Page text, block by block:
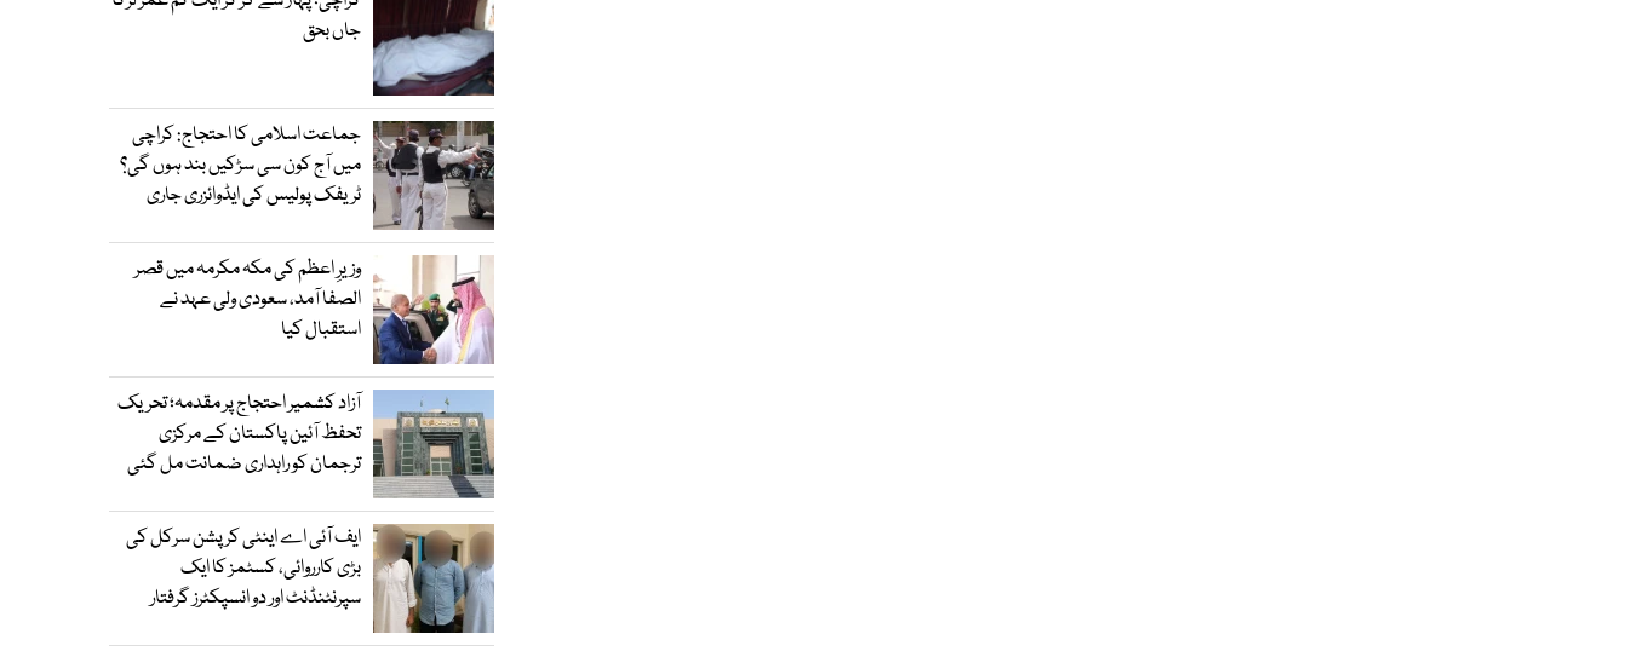
جاں بحق
جماعت اسلامی کا احتجاج: کراچی
میں آج کون سی سڑکیں بند ہوں گی؟
ٹریفک پولیس کی ایڈوائزری جاری
وزیرِ اعظم کی مکہ مکرمہ میں قصر
الصفا آمد، سعودی ولی عہد نے
استقبال کیا
آزاد کشمیر احتجاج پر مقدمہ؛ تحریک
تحفظ آئین پاکستان کے مرکزی
ترجمان کو راہداری ضمانت مل گئی
ایف آئی اے اینٹی کرپشن سرکل کی
بڑی کارروائی، کسٹمز کا ایک
سپرنٹنڈنٹ اور دو انسپکٹرز گرفتار